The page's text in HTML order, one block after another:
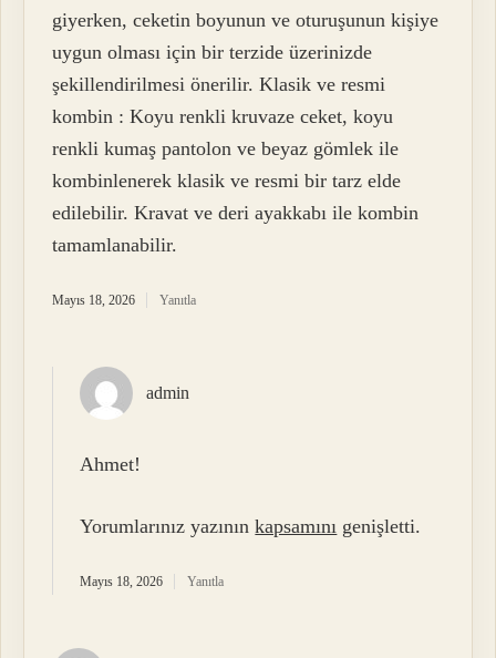
giyerken, ceketin boyunun ve oturuşunun kişiye
uygun olması için bir terzide üzerinizde
şekillendirilmesi önerilir. Klasik ve resmi
kombin : Koyu renkli kruvaze ceket, koyu
renkli kumaş pantolon ve beyaz gömlek ile
kombinlenerek klasik ve resmi bir tarz elde
edilebilir. Kravat ve deri ayakkabı ile kombin
tamamlanabilir.
Mayıs 18, 2026 Yanıtla
admin
Ahmet!
Yorumlarınız yazınınkapsamını genişletti.
Mayıs 18, 2026 Yanıtla